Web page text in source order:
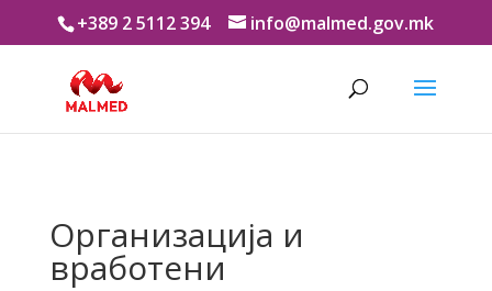
+389 2 5112 394 info@malmed.gov.mk
Организација и
вработени